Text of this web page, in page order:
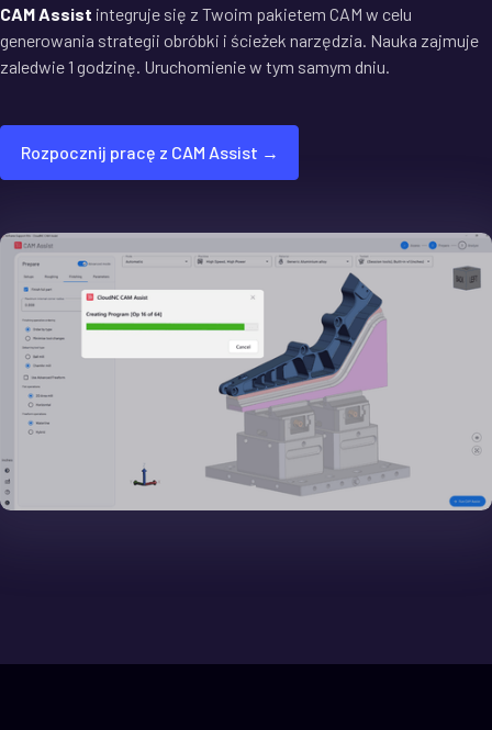
CAM Assist integruje się z Twoim pakietem CAM w celu
generowania strategii obróbki i ścieżek narzędzia. Nauka zajmuje
zaledwie 1 godzinę. Uruchomienie w tym samym dniu.
Rozpocznij pracę z CAM Assist →